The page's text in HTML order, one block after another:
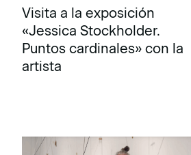
Visita a la exposición
«Jessica Stockholder.
Puntos cardinales» con la
artista